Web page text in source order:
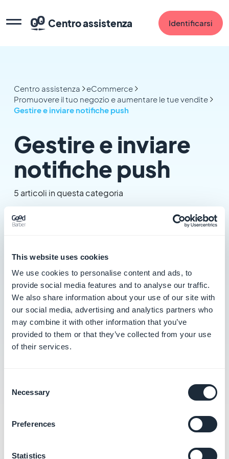
This website uses cookies
We use cookies to personalise content and ads, to
provide social media features and to analyse our traffic.
We also share information about your use of our site with
our social media, advertising and analytics partners who
may combine it with other information that you’ve
provided to them or that they’ve collected from your use
of their services.
Selection
Necessary
Preferences
Statistics
Centro assistenza Identificarsi
Centro assistenza
eCommerce
Promuovere il tuo negozio e aumentare le tue vendite
Gestire e inviare notifiche push
Gestire e inviare
notifiche push
5 articoli in questa categoria
Abilitare il certificato push della tua PWA
Risolvere i problemi di invio delle notifiche
push
Comprendere le statistiche delle notifiche
Aggiornare l'API Firebase Cloud Messaging
Categorie correlate